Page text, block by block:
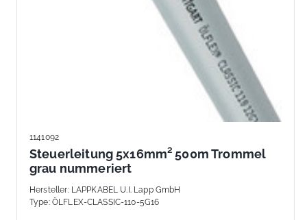
1141092
Steuerleitung 5x16mm² 500m Trommel
grau nummeriert
Hersteller: LAPPKABEL U.I. Lapp GmbH
Type: ÖLFLEX-CLASSIC-110-5G16